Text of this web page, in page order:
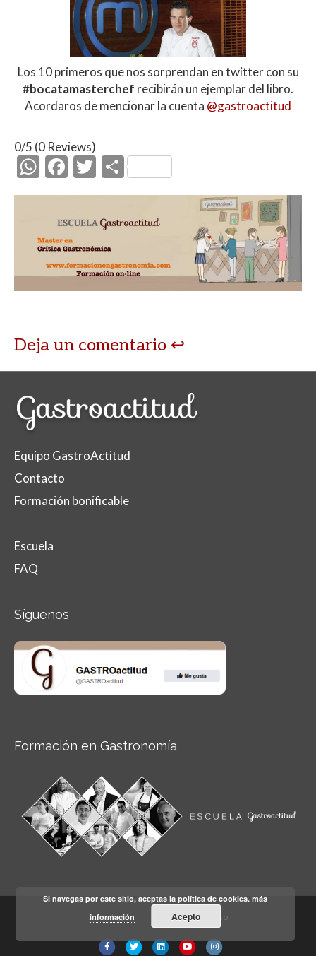
Los 10 primeros que nos sorprendan en twitter con su
#bocatamasterchef recibirán un ejemplar del libro.
Acordaros de mencionar la cuenta @gastroactitud
0/5 (0 Reviews)
W
h
s
A
p
F
ac
b
o
o
T
w
itt
er
C
o
p
ar
ti
Deja un comentario
Equipo GastroActitud
Contacto
Formación bonificable
Escuela
FAQ
Síguenos
Formación en Gastronomía
Aviso legal Condiciones de Uso
FacebookTwitterLinkedinYoutubeInstagram
Si navegas por este sitio, aceptas la política de cookies.más
información
Acepto